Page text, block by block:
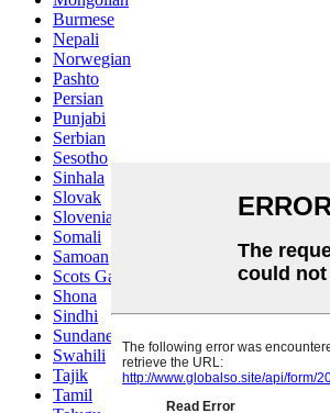
Burmese
Nepali
Norwegian
Pashto
Persian
Punjabi
Serbian
Sesotho
Sinhala
Slovak
Slovenian
Somali
Samoan
Scots Gaelic
Shona
Sindhi
Sundanese
Swahili
Tajik
Tamil